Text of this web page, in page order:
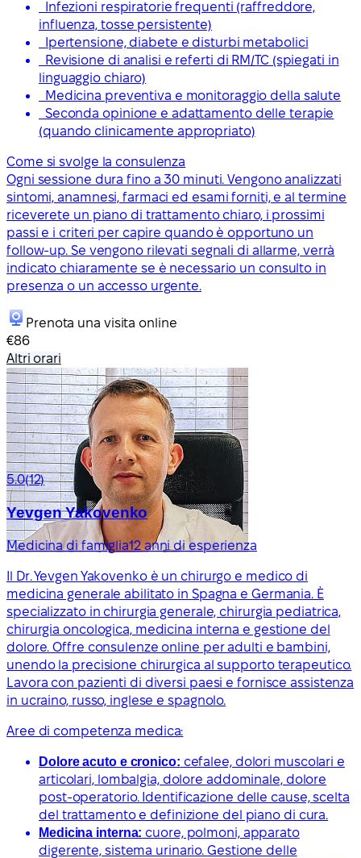
Infezioni respiratorie frequenti (raffreddore,
influenza, tosse persistente)
Ipertensione, diabete e disturbi metabolici
Revisione di analisi e referti di RM/TC (spiegati in
linguaggio chiaro)
Medicina preventiva e monitoraggio della salute
Seconda opinione e adattamento delle terapie
(quando clinicamente appropriato)
Come si svolge la consulenza
Ogni sessione dura fino a 30 minuti. Vengono analizzati
sintomi, anamnesi, farmaci ed esami forniti, e al termine
riceverete un piano di trattamento chiaro, i prossimi
passi e i criteri per capire quando è opportuno un
follow-up. Se vengono rilevati segnali di allarme, verrà
indicato chiaramente se è necessario un consulto in
presenza o un accesso urgente.
Prenota una visita online
€86
Altri orari
5.0(12)
Yevgen Yakovenko
Medicina di famiglia12 anni di esperienza
Il Dr. Yevgen Yakovenko è un chirurgo e medico di
medicina generale abilitato in Spagna e Germania. È
specializzato in chirurgia generale, chirurgia pediatrica,
chirurgia oncologica, medicina interna e gestione del
dolore. Offre consulenze online per adulti e bambini,
unendo la precisione chirurgica al supporto terapeutico.
Lavora con pazienti di diversi paesi e fornisce assistenza
in ucraino, russo, inglese e spagnolo.
Aree di competenza medica:
Dolore acuto e cronico: cefalee, dolori muscolari e
articolari, lombalgia, dolore addominale, dolore
post-operatorio. Identificazione delle cause, scelta
del trattamento e definizione del piano di cura.
Medicina interna: cuore, polmoni, apparato
digerente, sistema urinario. Gestione delle